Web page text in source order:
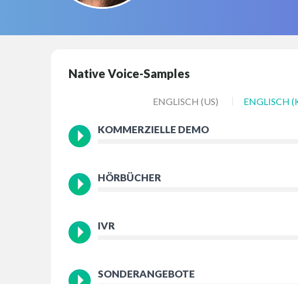
Native Voice-Samples
ENGLISCH (US) ENGLISCH
KOMMERZIELLE DEMO
HÖRBÜCHER
IVR
SONDERANGEBOTE